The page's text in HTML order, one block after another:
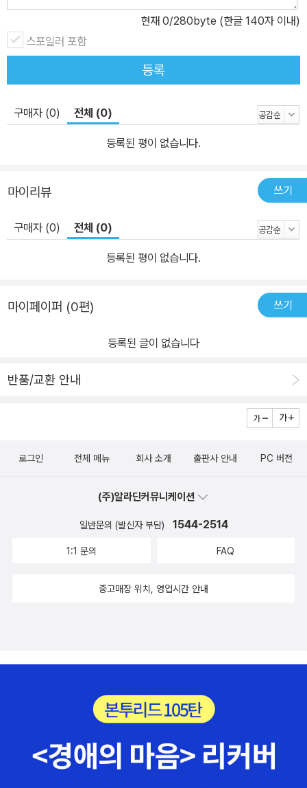
않다. 책의 앞부분에 여행기에 등장하는 여행지를 세계지도에 표시해
두었는데 전 세계를 망라한다. 게다가 여행자들의 로망인 특별한 여
행지로 가득 차 있어 보는 이들에게 부러움을 불러일으킨다. 1장에서
는 쉽게 가기 어려운 아프리카와 남미 대륙의 진풍경을 소개한다. 마
다가스카르의 바오바브나무, 케냐의 국립보호구역 사파리, 짐바브웨
의 빅토리아 폭포를 비롯해 여행가들의 버킷리스트 1위 볼리비아 우
유니 소금 사막과 세계 최대 규모를 자랑하는 이구아수 폭포. 지구의
눈부신 풍광을 여행한 이야기가 근사한 여러 장의 사진과 함께 펼쳐
7대 불가사의 마추픽추를 비롯해, 스리랑카 왕조사의 비극을 담은 하
늘 위의 왕궁 시기리야 성채, 유대민족 디아스포라의 시작인 마사다
요새와 잃어버린 낙원 베이루트, 신비의 도시 페트라 등이 소개된다.
3장에서는 인류의 신성과 종교성을 느끼게 해주는 특별한 공간이 펼
쳐진다. 저자는 독실한 기독교 신자이지만 가톨릭과 불교의 성지는
에 이르는 종교 유적을 찾아가 탐구한 기록은 인류 문명에서 종교의
역할에 대해 다시 한 번 생각하게 만든다. 물론 월급쟁이의 꽉 짜인 시
간과 빡빡한 급여라는 한계가 있기에 해외여행에 대한 기대가 있어
이 전혀 없는 건 아니다. 저자의 삶이 그것을 증명한다. 이 책은 여행
돌아보지 말고 즉시 떠나라고 꼬시는 책이다. 여행의 상황과 감정을
솔직하고 세밀하게 기록한 그의 여행기는 함께 여행하는 듯 생동감이
넘친다. 상세한 여정 묘사와 감상의 기록, 풍성한 사진이 여행 속 시공
현재 0/280byte (한글 140자 이내)
스포일러 포함
등록
구매자 (0) 전체 (0)
등록된 평이 없습니다.
마이리뷰 쓰기
구매자 (0) 전체 (0)
등록된 평이 없습니다.
마이페이퍼 (0편) 쓰기
등록된 글이 없습니다
반품/교환 안내
로그인 전체 메뉴 회사 소개 출판사 안내 PC 버전
(주)알라딘커뮤니케이션
일반문의 (발신자 부담) 1544-2514
1:1 문의 FAQ
중고매장 위치, 영업시간 안내